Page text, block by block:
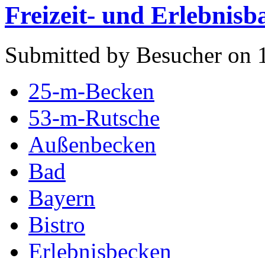
Freizeit- und
Submitted by Besucher on
25-m-Becken
53-m-Rutsche
Außenbecken
Bad
Bayern
Bistro
Erlebnisbecken